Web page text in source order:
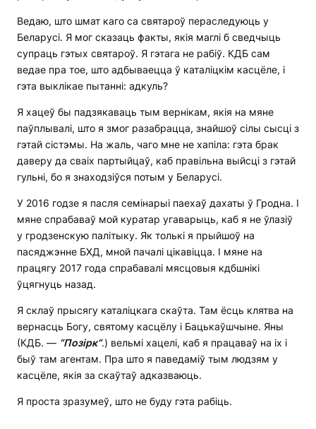
Ведаю, што шмат каго са святароў пераследуюць у
Беларусі. Я мог сказаць факты, якія маглі б сведчыць
супраць гэтых святароў. Я гэтага не рабіў. КДБ сам
ведае пра тое, што адбываецца ў каталіцкім касцёле, і
гэта выклікае пытанні: адкуль?
Я хацеў бы падзякаваць тым вернікам, якія на мяне
паўплывалі, што я змог разабрацца, знайшоў сілы сысці з
гэтай сістэмы. На жаль, чаго мне не хапіла: гэта брак
даверу да сваіх партыйцаў, каб правільна выйсці з гэтай
гульні, бо я знаходзіўся потым у Беларусі.
У 2016 годзе я пасля семінарыі паехаў дахаты ў Гродна. І
мяне спрабаваў мой куратар угаварыць, каб я не ўлазіў
у гродзенскую палітыку. Як толькі я прыйшоў на
пасяджэнне БХД, мной пачалі цікавіцца. І мяне на
працягу 2017 года спрабавалі мясцовыя кдбшнікі
ўцягнуць назад.
Я склаў прысягу каталіцкага скаўта. Там ёсць клятва на
вернасць Богу, святому касцёлу і Бацькаўшчыне. Яны
(КДБ. — “Позірк“.) вельмі хацелі, каб я працаваў на іх і
быў там агентам. Пра што я паведаміў тым людзям у
касцёле, якія за скаўтаў адказваюць.
Я проста зразумеў, што не буду гэта рабіць.